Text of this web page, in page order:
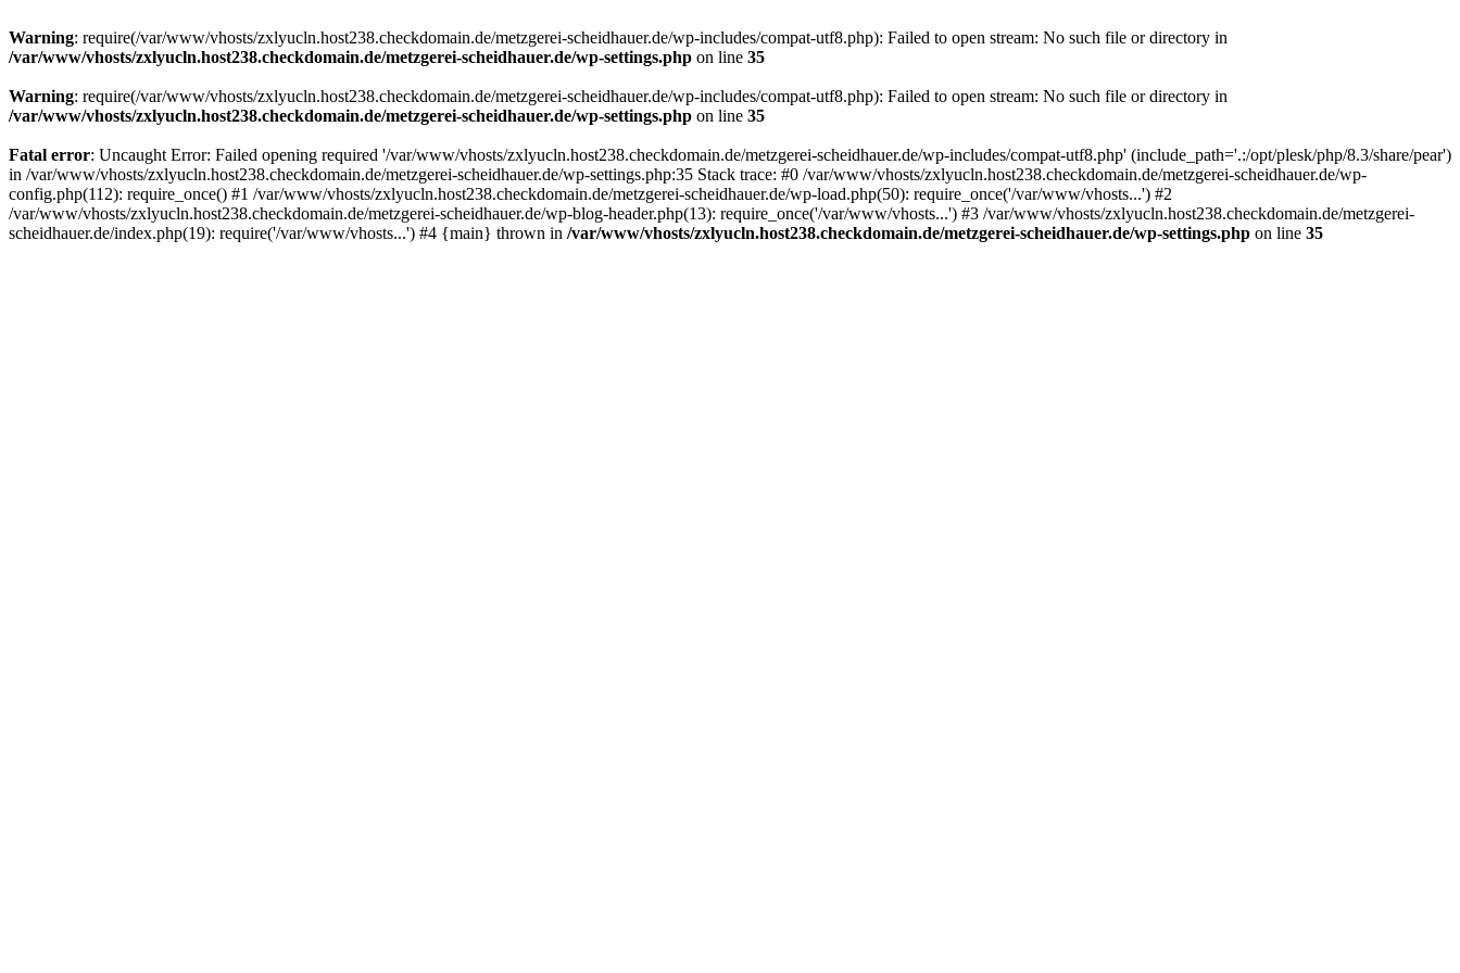
Warning: require(/var/www/vhosts/zxlyucln.host238.checkdomain.de/metzgerei-scheidhauer.de/wp-includes/compat-utf8.php): Failed to open stream: No such file or directory in
/var/www/vhosts/zxlyucln.host238.checkdomain.de/metzgerei-scheidhauer.de/wp-settings.php on line 35
Warning: require(/var/www/vhosts/zxlyucln.host238.checkdomain.de/metzgerei-scheidhauer.de/wp-includes/compat-utf8.php): Failed to open stream: No such file or directory in
/var/www/vhosts/zxlyucln.host238.checkdomain.de/metzgerei-scheidhauer.de/wp-settings.php on line 35
Fatal error: Uncaught Error: Failed opening required '/var/www/vhosts/zxlyucln.host238.checkdomain.de/metzgerei-scheidhauer.de/wp-includes/compat-utf8.php' (include_path='.:/opt/plesk/php/8.3/share/pear')
in /var/www/vhosts/zxlyucln.host238.checkdomain.de/metzgerei-scheidhauer.de/wp-settings.php:35 Stack trace: #0 /var/www/vhosts/zxlyucln.host238.checkdomain.de/metzgerei-scheidhauer.de/wp-
config.php(112): require_once() #1 /var/www/vhosts/zxlyucln.host238.checkdomain.de/metzgerei-scheidhauer.de/wp-load.php(50): require_once('/var/www/vhosts...') #2
/var/www/vhosts/zxlyucln.host238.checkdomain.de/metzgerei-scheidhauer.de/wp-blog-header.php(13): require_once('/var/www/vhosts...') #3 /var/www/vhosts/zxlyucln.host238.checkdomain.de/metzgerei-
scheidhauer.de/index.php(19): require('/var/www/vhosts...') #4 {main} thrown in /var/www/vhosts/zxlyucln.host238.checkdomain.de/metzgerei-scheidhauer.de/wp-settings.php on line 35